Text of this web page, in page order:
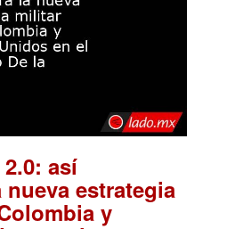
así
estrategia
y